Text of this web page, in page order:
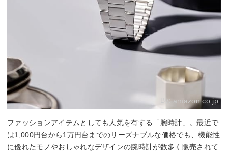
By: amazon.co.jp
ファッションアイテムとしても人気を有する「腕時計」。最近で
は1,000円台から1万円台までのリーズナブルな価格でも、機能性
に優れたモノやおしゃれなデザインの腕時計が数多く販売されて